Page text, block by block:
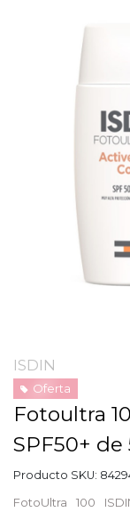
ISDIN
Oferta
Fotoultra
SPF50+ de
Producto SKU:
FotoUltra 100